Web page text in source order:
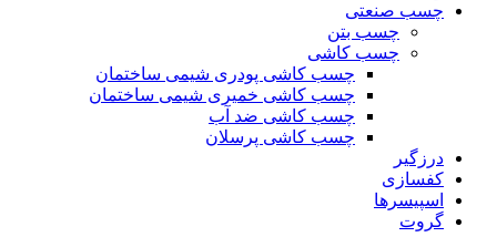
چسب صنعتی
چسب بتن
چسب کاشی
چسب کاشی پودری شیمی ساختمان
چسب کاشی خمیری شیمی ساختمان
چسب کاشی ضد آب
چسب کاشی پرسلان
درزگیر
کفسازی
اسپیسرها
گروت